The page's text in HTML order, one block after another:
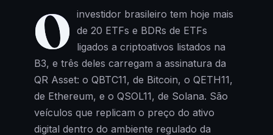
O investidor brasileiro tem hoje mais
de 20 ETFs e BDRs de ETFs
ligados a criptoativos listados na
B3, e três deles carregam a assinatura da
QR Asset: o QBTC11, de Bitcoin, o QETH11,
de Ethereum, e o QSOL11, de Solana. São
veículos que replicam o preço do ativo
digital dentro do ambiente regulado da